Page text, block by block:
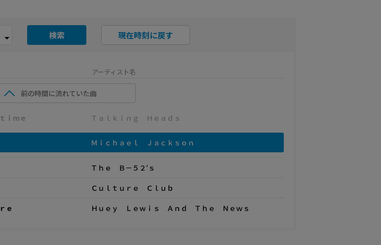
検索 現在時刻に戻す
アーティスト名
前の時間に流れていた曲
ｉｍｅ Ｔａｌｋｉｎｇ Ｈｅａｄｓ
Ｍｉｃｈａｅｌ Ｊａｃｋｓｏｎ
Ｔｈｅ Ｂ－５２’ｓ
Ｃｕｌｔｕｒｅ Ｃｌｕｂ
ｅ Ｈｕｅｙ Ｌｅｗｉｓ Ａｎｄ Ｔｈｅ Ｎｅｗｓ